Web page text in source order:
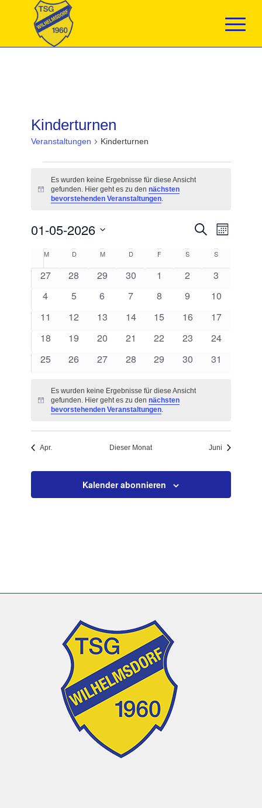
Kinderturnen
Veranstaltungen Kinderturnen
Hinweis
Es wurden keine Ergebnisse für diese Ansicht
gefunden. Hier geht es zu den nächsten
bevorstehenden Veranstaltungen.
Suche
Ansichten,
Navigation
Suche
Monat
01-05-2026
wählen.
Kalender
Veranstaltungen
M MONTAG
D DIENSTAG
M MITTWOCH
D DONNERSTAG
F FREITAG
S SAMSTAG
S
0
27
0
28
0
29
0
30
0
1
0
2
0
3
0
4
0
5
0
6
0
7
0
8
0
9
0
10
0
11
0
12
0
13
0
14
0
15
0
16
0
17
0
18
0
19
0
20
0
21
0
22
0
23
0
24
0
25
0
26
0
27
0
28
0
29
0
30
0
31
Hinweis
Es wurden keine Ergebnisse für diese Ansicht
gefunden. Hier geht es zu den nächsten
bevorstehenden Veranstaltungen.
Apr. Dieser Monat Juni
Kalender abonnieren